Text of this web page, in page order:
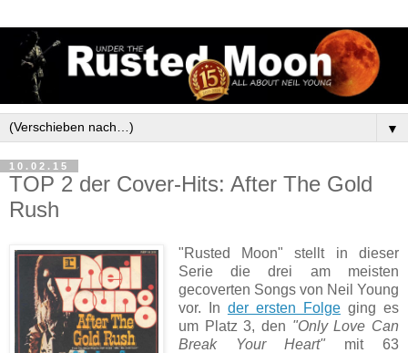
▼
10.02.15
TOP 2 der Cover-Hits: After The Gold
Rush
"Rusted Moon" stellt in dieser
Serie die drei am meisten
gecoverten Songs von Neil Young
vor. In der ersten Folgeging es
um Platz 3, den "Only Love Can
Break Your Heart" mit 63